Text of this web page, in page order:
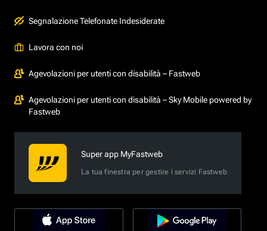
Segnalazione Telefonate Indesiderate
Lavora con noi
Agevolazioni per utenti con disabilità – Fastweb
Agevolazioni per utenti con disabilità – Sky Mobile powered by
Fastweb
Super app MyFastweb
La tua finestra per gestire i servizi Fastweb